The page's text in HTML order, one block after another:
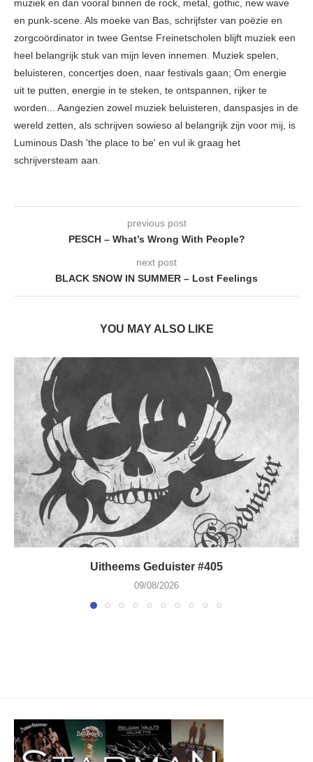
muziek en dan vooral binnen de rock, metal, gothic, new wave
en punk-scene. Als moeke van Bas, schrijfster van poëzie en
zorgcoördinator in twee Gentse Freinetscholen blijft muziek een
heel belangrijk stuk van mijn leven innemen. Muziek spelen,
beluisteren, concertjes doen, naar festivals gaan; Om energie
uit te putten, energie in te steken, te ontspannen, rijker te
worden... Aangezien zowel muziek beluisteren, danspasjes in de
wereld zetten, als schrijven sowieso al belangrijk zijn voor mij, is
Luminous Dash 'the place to be' en vul ik graag het
schrijversteam aan.
previous post
PESCH – What’s Wrong With People?
next post
BLACK SNOW IN SUMMER – Lost Feelings
YOU MAY ALSO LIKE
Uitheems Geduister #405
09/08/2026